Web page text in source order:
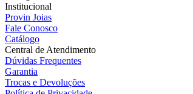
Institucional
Provin Joias
Fale Conosco
Catálogo
Central de Atendimento
Dúvidas Frequentes
Garantia
Trocas e Devoluções